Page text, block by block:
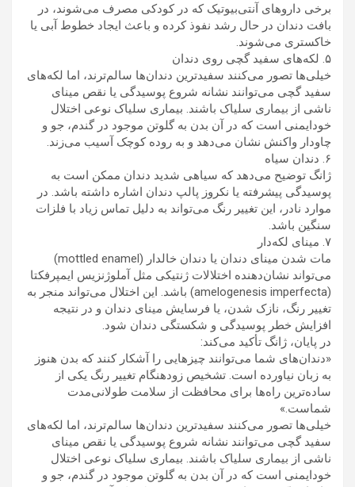
برخی داروهای آنتی‌بیوتیک که در کودکی مصرف می‌شوند، در
بافت دندان در حال رشد نفوذ کرده و باعث ایجاد خطوط آبی یا
خاکستری می‌شوند.
۵. لکه‌های سفید گچی روی دندان
خیلی‌ها تصور می‌کنند سفیدترین دندان‌ها سالم‌ترند، اما لکه‌های
سفید گچی می‌توانند نشانه شروع پوسیدگی یا نقص مینای
ناشی از بیماری سلیاک باشند. بیماری سلیاک نوعی اختلال
خودایمنی است که در آن بدن به گلوتن موجود در گندم، جو و
چاودار واکنش نشان می‌دهد و به روده کوچک آسیب می‌زند.
۶. دندان سیاه
ژانگ توضیح می‌دهد که سیاهی شدید دندان ممکن است به
پوسیدگی پیشرفته یا نکروز پالپ دندان اشاره داشته باشد. در
موارد نادر، این تغییر رنگ می‌تواند به دلیل تماس زیاد با فلزات
سنگین باشد.
۷. مینای لکه‌دار
مات شدن مینای دندان یا دندان خالدار (mottled enamel)
می‌تواند نشان‌دهنده اختلالات ژنتیکی مثل آملوژنزیس ایمپرفکتا
(amelogenesis imperfecta) باشد. این اختلال می‌تواند منجر به
تغییر رنگ، نازک شدن، یا فرسایش مینای دندان و در نتیجه
افزایش خطر پوسیدگی و شکستگی دندان شود.
در پایان، ژانگ تأکید می‌کند:
«دندان‌های شما می‌توانند چیزهایی را آشکار کنند که بدن هنوز
به زبان نیاورده است. تشخیص زودهنگام تغییر رنگ یکی از
ساده‌ترین راه‌ها برای محافظت از سلامت طولانی‌مدت
شماست.»
خیلی‌ها تصور می‌کنند سفیدترین دندان‌ها سالم‌ترند، اما لکه‌های
سفید گچی می‌توانند نشانه شروع پوسیدگی یا نقص مینای
ناشی از بیماری سلیاک باشند. بیماری سلیاک نوعی اختلال
خودایمنی است که در آن بدن به گلوتن موجود در گندم، جو و